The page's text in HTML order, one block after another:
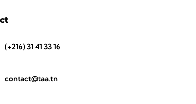
(+216) 31 41 33 16
contact@taa.tn